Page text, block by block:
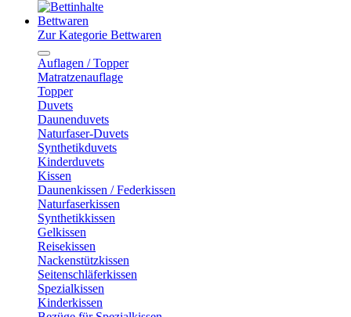
Bettwaren
Zur Kategorie Bettwaren
Auflagen / Topper
Matratzenauflage
Topper
Duvets
Daunenduvets
Naturfaser-Duvets
Synthetikduvets
Kinderduvets
Kissen
Daunenkissen / Federkissen
Naturfaserkissen
Synthetikkissen
Gelkissen
Reisekissen
Nackenstützkissen
Seitenschläferkissen
Spezialkissen
Kinderkissen